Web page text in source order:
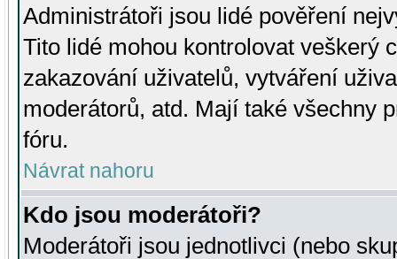
Administrátoři jsou lidé pověření
Tito lidé mohou kontrolovat veškerý
zakazování uživatelů, vytváření
moderátorů, atd. Mají také všechny
fóru.
Návrat nahoru
Kdo jsou moderátoři?
Moderátoři jsou jednotlivci (nebo